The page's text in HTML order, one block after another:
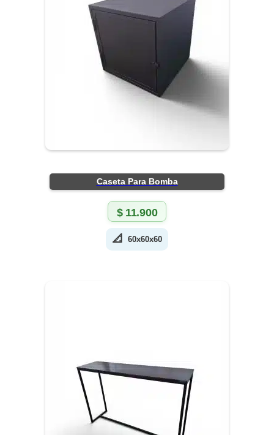
Caseta Para Bomba
$11.900
📐 60x60x60